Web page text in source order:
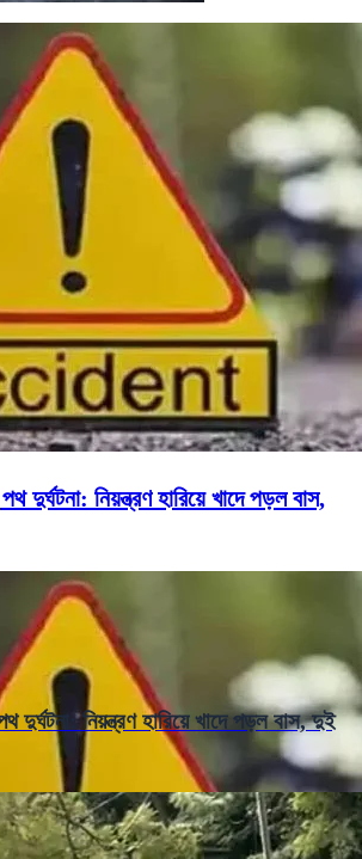
দুর্ঘটনা: নিয়ন্ত্রণ হারিয়ে খাদে পড়ল বাস,
দুর্ঘটনা: নিয়ন্ত্রণ হারিয়ে খাদে পড়ল বাস, দুই